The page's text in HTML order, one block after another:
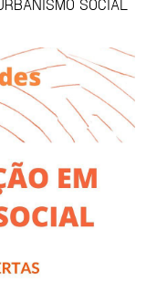
SOCIAL